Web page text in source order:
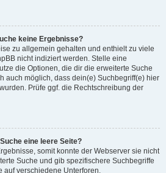
keine Ergebnisse?
zu allgemein gehalten und enthielt zu viele
nicht indiziert werden. Stelle eine
die Optionen, die dir die erweiterte Suche
auch möglich, dass dein(e) Suchbegriff(e) hier
Prüfe ggf. die Rechtschreibung der
eine leere Seite?
somit konnte der Webserver sie nicht
Suche und gib spezifischere Suchbegriffe
auf verschiedene Unterforen.